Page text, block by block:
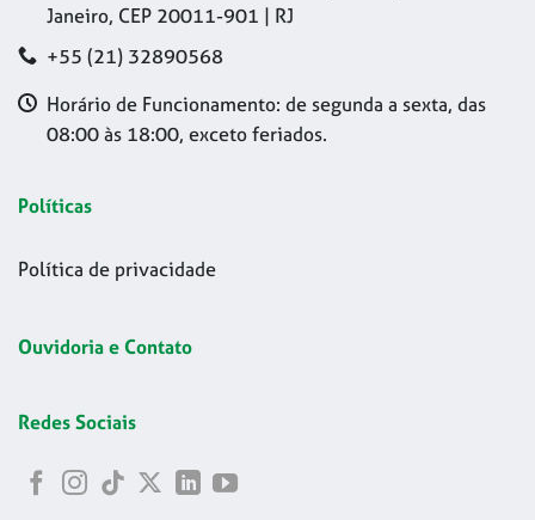
Janeiro, CEP 20011-901 | RJ
+55 (21) 32890568
Horário de Funcionamento: de segunda a sexta, das
08:00 às 18:00, exceto feriados.
Políticas
Política de privacidade
Ouvidoria e Contato
Redes Sociais